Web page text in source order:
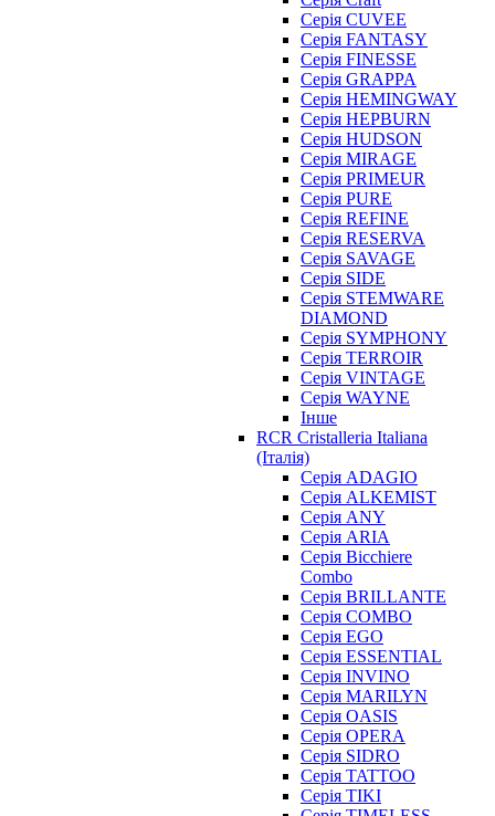
Серія CUVEE
Серія FANTASY
Серія FINESSE
Серія GRAPPA
Серія HEMINGWAY
Серія HEPBURN
Серія HUDSON
Серія MIRAGE
Серія PRIMEUR
Серія PURE
Серія REFINE
Серія RESERVA
Серія SAVAGE
Серія SIDE
Серія STEMWARE
DIAMOND
Серія SYMPHONY
Серія TERROIR
Серія VINTAGE
Серія WAYNE
Інше
RCR Cristalleria Italiana
(Італія)
Серія ADAGIO
Серія ALKEMIST
Серія ANY
Серія ARIA
Серія Bicchiere
Combo
Серія BRILLANTE
Серія COMBO
Серія EGO
Серія ESSENTIAL
Серія INVINO
Серія MARILYN
Серія OASIS
Серія OPERA
Серія SIDRO
Серія TATTOO
Серія TIKI